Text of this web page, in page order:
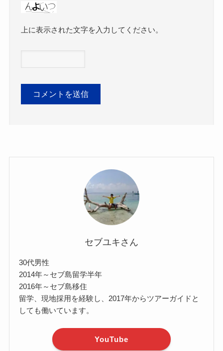
上に表示された文字を入力してください。
セブユキさん
30代男性
2014年～セブ島留学半年
2016年～セブ島移住
留学、現地採用を経験し、2017年からツアーガイドと
しても働いています。
YouTube